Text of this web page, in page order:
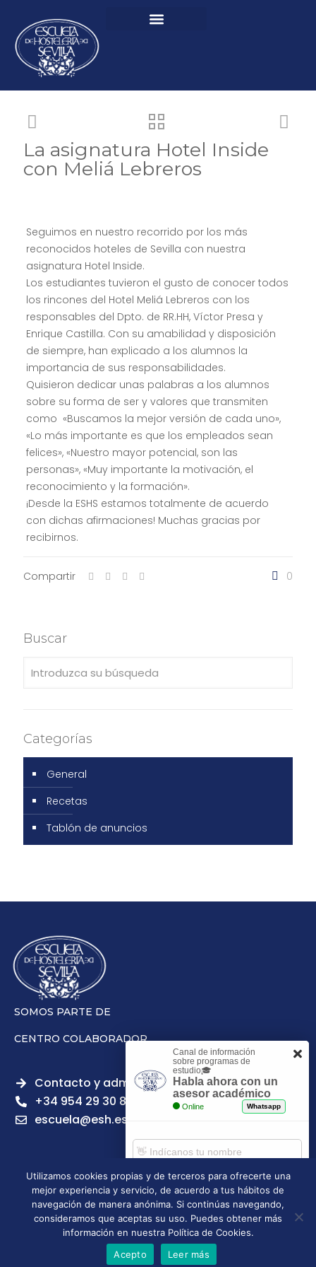
La asignatura Hotel Inside
con Meliá Lebreros
Seguimos en nuestro recorrido por los más
reconocidos hoteles de Sevilla con nuestra
asignatura Hotel Inside.
Los estudiantes tuvieron el gusto de conocer todos
los rincones del Hotel Meliá Lebreros con los
responsables del Dpto. de RR.HH, Víctor Presa y
Enrique Castilla. Con su amabilidad y disposición
de siempre, han explicado a los alumnos la
importancia de sus responsabilidades.
Quisieron dedicar unas palabras a los alumnos
sobre su forma de ser y valores que transmiten
como «Buscamos la mejor versión de cada uno»,
«Lo más importante es que los empleados sean
felices», «Nuestro mayor potencial, son las
personas», «Muy importante la motivación, el
reconocimiento y la formación».
¡Desde la ESHS estamos totalmente de acuerdo
con dichas afirmaciones! Muchas gracias por
recibirnos.
Compartir 0
Buscar
Categorías
General
Recetas
Tablón de anuncios
SOMOS PARTE DE
CENTRO COLABORADOR
Contacto y admisiones
+34 954 29 30 81
escuela@esh.es
Aviso legal Política de Privacidad
Política de Cookies
Política de calidad
Tablón de anuncios
Escuela Superior de Hostelería de Sevilla | 2026 | Todos los
derechos reservados
Utilizamos cookies propias y de terceros para ofrecerte una
mejor experiencia y servicio, de acuerdo a tus hábitos de
navegación de manera anónima. Si continúas navegando,
consideramos que aceptas su uso. Puedes obtener más
información en nuestra Política de Cookies.
Acepto
Leer más
Canal de información
sobre programas de
estudio🎓
Habla ahora con un
asesor académico
Online Whatsapp
Comenzar chat